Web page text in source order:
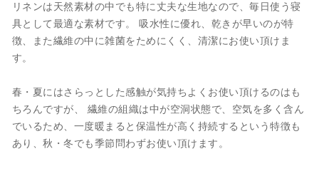
リネンは天然素材の中でも特に丈夫な生地なので、毎日使う寝
具として最適な素材です。 吸水性に優れ、乾きが早いのが特
徴、また繊維の中に雑菌をためにくく、清潔にお使い頂けま
す。
春・夏にはさらっとした感触が気持ちよくお使い頂けるのはも
ちろんですが、 繊維の組織は中が空洞状態で、空気を多く含ん
でいるため、一度暖まると保温性が高く持続するという特徴も
あり、秋・冬でも季節問わずお使い頂けます。